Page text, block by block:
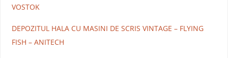
VOSTOK
DEPOZITUL HALA CU MASINI DE SCRIS VINTAGE – FLYING
FISH – ANITECH